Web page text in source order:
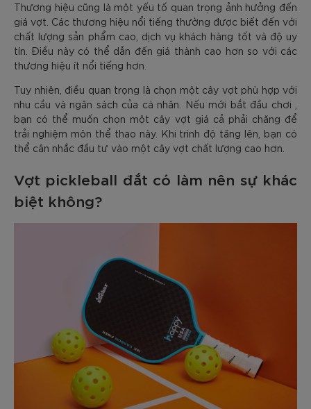
Thương hiệu cũng là một yếu tố quan trọng ảnh hưởng đến
giá vợt. Các thương hiệu nổi tiếng thường được biết đến với
chất lượng sản phẩm cao, dịch vụ khách hàng tốt và độ uy
tín. Điều này có thể dẫn đến giá thành cao hơn so với các
thương hiệu ít nổi tiếng hơn.
Tuy nhiên, điều quan trọng là chọn một cây vợt phù hợp với
nhu cầu và ngân sách của cá nhân. Nếu mới bắt đầu chơi ,
bạn có thể muốn chọn một cây vợt giá cả phải chăng để
trải nghiệm môn thể thao này. Khi trình độ tăng lên, bạn có
thể cân nhắc đầu tư vào một cây vợt chất lượng cao hơn.
Vợt pickleball đắt có làm nên sự khác
biệt không?